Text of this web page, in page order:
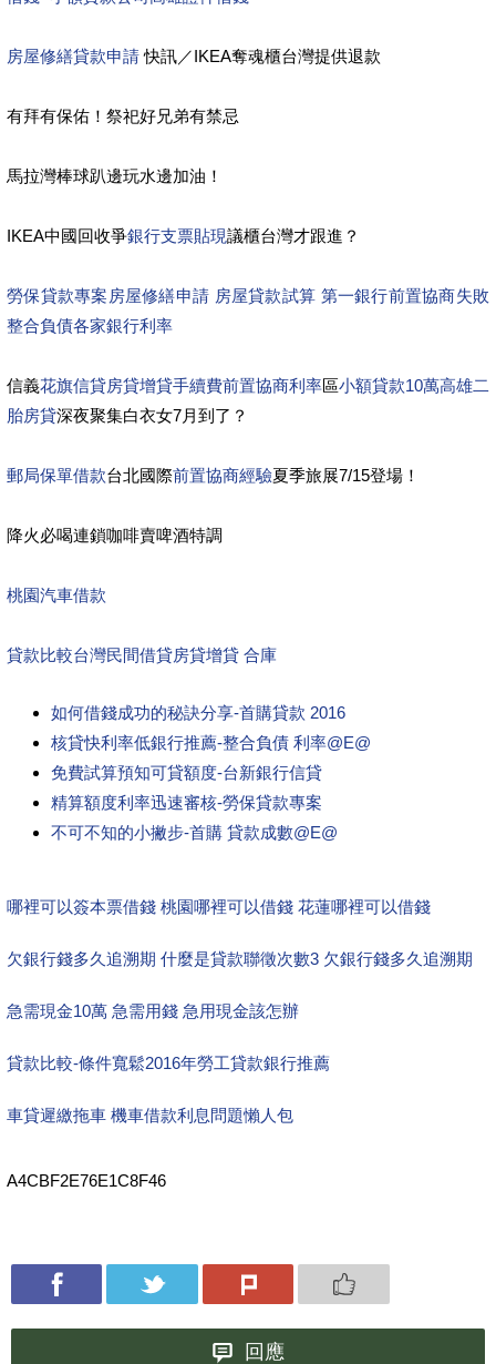
房屋修繕貸款申請快訊／IKEA奪魂櫃台灣提供退款
有拜有保佑！祭祀好兄弟有禁忌
馬拉灣棒球趴邊玩水邊加油！
IKEA中國回收爭銀行支票貼現議櫃台灣才跟進？
勞保貸款專案 房屋修繕申請 房屋貸款試算 第一銀行前置協商失敗
整合負債各家銀行利率
信義花旗信貸房貸增貸手續費前置協商利率區小額貸款10萬高雄二
胎房貸深夜聚集白衣女7月到了？
郵局保單借款台北國際前置協商經驗夏季旅展7/15登場！
降火必喝連鎖咖啡賣啤酒特調
桃園汽車借款
貸款比較台灣民間借貸房貸增貸 合庫
如何借錢成功的秘訣分享-首購貸款 2016
核貸快利率低銀行推薦-整合負債 利率@E@
免費試算預知可貸額度-台新銀行信貸
精算額度利率迅速審核-勞保貸款專案
不可不知的小撇步-首購 貸款成數@E@
哪裡可以簽本票借錢 桃園哪裡可以借錢 花蓮哪裡可以借錢
欠銀行錢多久追溯期 什麼是貸款聯徵次數3 欠銀行錢多久追溯期
急需現金10萬 急需用錢 急用現金該怎辦
貸款比較-條件寬鬆2016年勞工貸款銀行推薦
車貸遲繳拖車 機車借款利息問題懶人包
A4CBF2E76E1C8F46
回應